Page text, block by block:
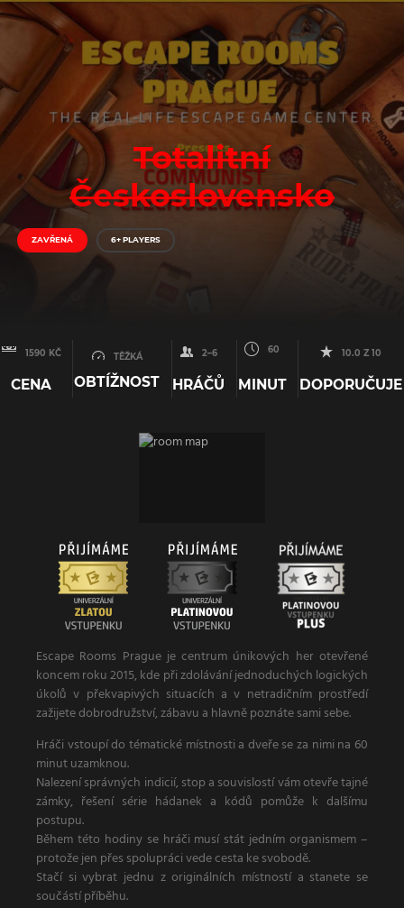
Totalitní
Československo
ZAVŘENÁ 6+ PLAYERS
1590 KČ
CENA
TĚŽKÁ
OBTÍŽNOST
2–6
HRÁČŮ
60
MINUT
10.0 Z 10
DOPORUČUJE
Escape Rooms Prague je centrum únikových her otevřené
koncem roku 2015, kde při zdolávání jednoduchých logických
úkolů v překvapivých situacích a v netradičním prostředí
zažijete dobrodružství, zábavu a hlavně poznáte sami sebe.
Hráči vstoupí do tématické místnosti a dveře se za nimi na 60
minut uzamknou.
Nalezení správných indicií, stop a souvislostí vám otevře tajné
zámky, řešení série hádanek a kódů pomůže k dalšímu
postupu.
Během této hodiny se hráči musí stát jedním organismem –
protože jen přes spolupráci vede cesta ke svobodě.
Stačí si vybrat jednu z originálních místností a stanete se
součástí příběhu.